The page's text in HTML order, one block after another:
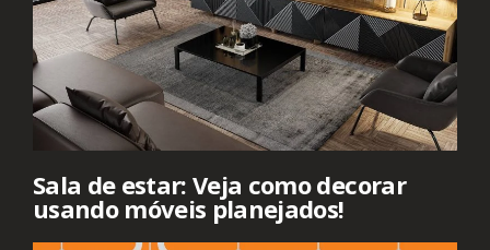
Sala de estar: Veja como decorar
usando móveis planejados!